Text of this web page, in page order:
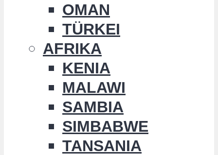
OMAN
TÜRKEI
AFRIKA
KENIA
MALAWI
SAMBIA
SIMBABWE
TANSANIA